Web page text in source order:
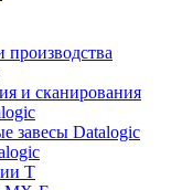
производства
и сканирования
завесы Datalogic
T